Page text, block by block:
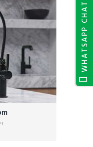
WHATSAPP CHAT